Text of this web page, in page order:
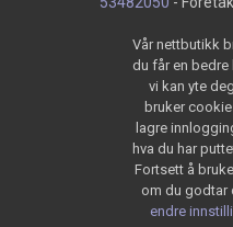
Vår nettbutikk
du får en
vi kan yte
bruker
lagre
hva du har
Fortsett å
om du godtar
endre